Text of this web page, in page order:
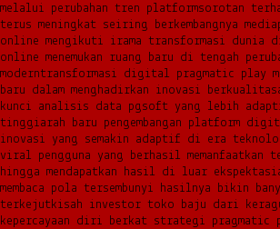
melalui perubahan tren platformsorotan
terus meningkat seiring berkembangnya media
online mengikuti irama transformasi dunia
online menemukan ruang baru di tengah
moderntransformasi digital pragmatic play
baru dalam menghadirkan inovasi berkualitas
kunci analisis data pgsoft yang lebih
tinggiarah baru pengembangan platform
inovasi yang semakin adaptif di era
viral pengguna yang berhasil
hingga mendapatkan hasil di luar ekspektasi
membaca pola tersembunyi hasilnya bikin
terkejutkisah investor toko baju dari
kepercayaan diri berkat strategi pragmatic